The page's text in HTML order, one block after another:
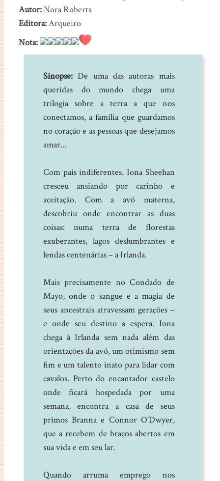
Autor:Nora Roberts
Editora:Arqueiro
Nota:
Sinopse:De uma das autoras mais
queridas do mundo chega uma
trilogia sobre a terra a que nos
conectamos, a família que guardamos
no coração e as pessoas que desejamos
amar...
Com pais indiferentes, Iona Sheehan
cresceu ansiando por carinho e
aceitação. Com a avó materna,
descobriu onde encontrar as duas
coisas: numa terra de florestas
exuberantes, lagos deslumbrantes e
lendas centenárias – a Irlanda.
Mais precisamente no Condado de
Mayo, onde o sangue e a magia de
seus ancestrais atravessam gerações –
e onde seu destino a espera. Iona
chega à Irlanda sem nada além das
orientações da avó, um otimismo sem
fim e um talento inato para lidar com
cavalos. Perto do encantador castelo
onde ficará hospedada por uma
semana, encontra a casa de seus
primos Branna e Connor O’Dwyer,
que a recebem de braços abertos em
sua vida e em seu lar.
Quando arruma emprego nos